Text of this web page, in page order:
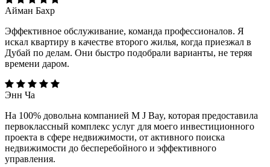
Айман Бахр
Эффективное обслуживание, команда профессионалов. Я
искал квартиру в качестве второго жилья, когда приезжал в
Дубай по делам. Они быстро подобрали варианты, не теряя
времени даром.
Энн Ча
На 100% довольна компанией M J Bay, которая предоставила
первоклассный комплекс услуг для моего инвестиционного
проекта в сфере недвижимости, от активного поиска
недвижимости до бесперебойного и эффективного
управления.